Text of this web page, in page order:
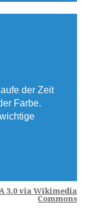
der Zeit
Farbe.
3.0 via Wikimedia
Commons